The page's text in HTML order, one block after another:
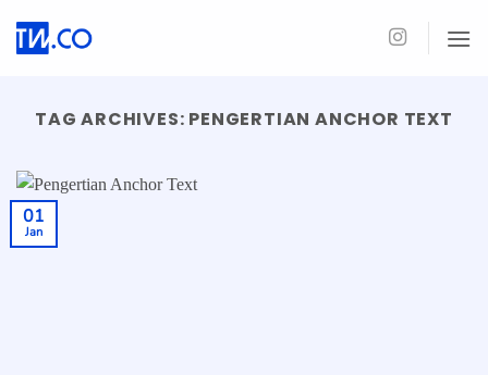
TAG ARCHIVES: PENGERTIAN ANCHOR TEXT
01
Jan